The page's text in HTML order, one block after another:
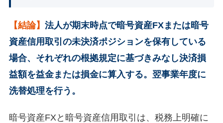
【結論】 法人が期末時点で暗号資産FXまたは暗号
資産信用取引の未決済ポジションを保有している
場合、それぞれの根拠規定に基づきみなし決済損
益額を益金または損金に算入する。翌事業年度に
洗替処理を行う。
暗号資産FXと暗号資産信用取引は、税務上明確に